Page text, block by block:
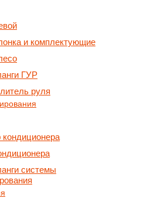
и комплектующие
ГУР
руля
системы